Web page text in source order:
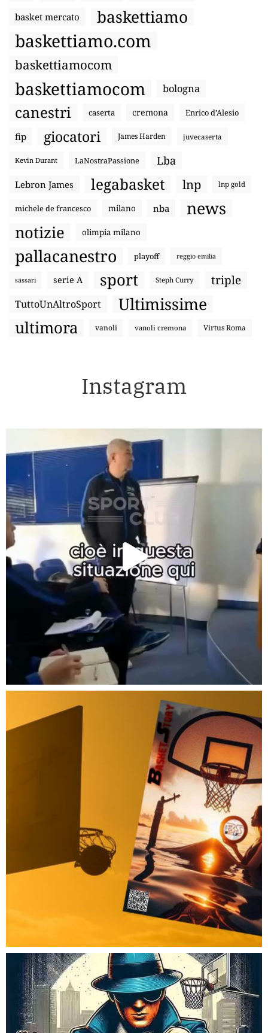
basket mercato baskettiamo
baskettiamo.com
baskettiamocom
baskettiamocom bologna
canestri caserta cremona Enrico d’Alesio
fip giocatori James Harden juvecaserta
Kevin Durant LaNostraPassione Lba
Lebron James legabasket lnp lnp gold
michele de francesco milano nba news
notizie olimpia milano
pallacanestro playoff reggio emilia
sassari serie A sport Steph Curry triple
TuttoUnAltroSport Ultimissime
ultimora vanoli vanoli cremona Virtus Roma
Instagram